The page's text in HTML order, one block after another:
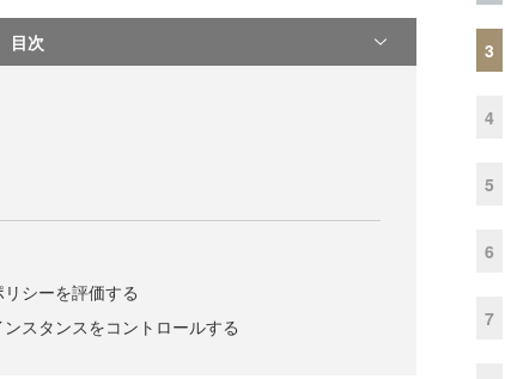
目次
シーを評価する
スタンスをコントロールする
3
4
5
6
7